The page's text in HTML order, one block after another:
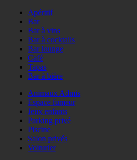
Apéritif
Bar
Bar à vins
Bar à cocktails
Bar lounge
Café
Tapas
Bar à bière
Animaux Admis
Espace fumeur
Jeux enfants
Parking privé
Piscine
Salon privés
Voiturier